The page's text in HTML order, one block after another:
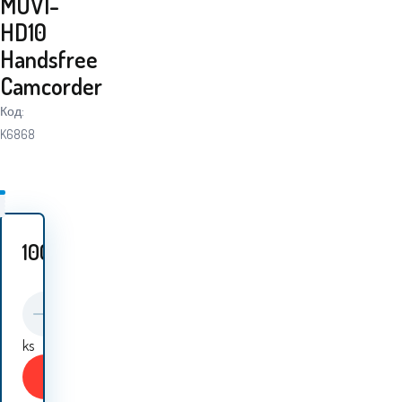
HD10
Handsfree
Camcorder
Код:
K6868
100.40
ks